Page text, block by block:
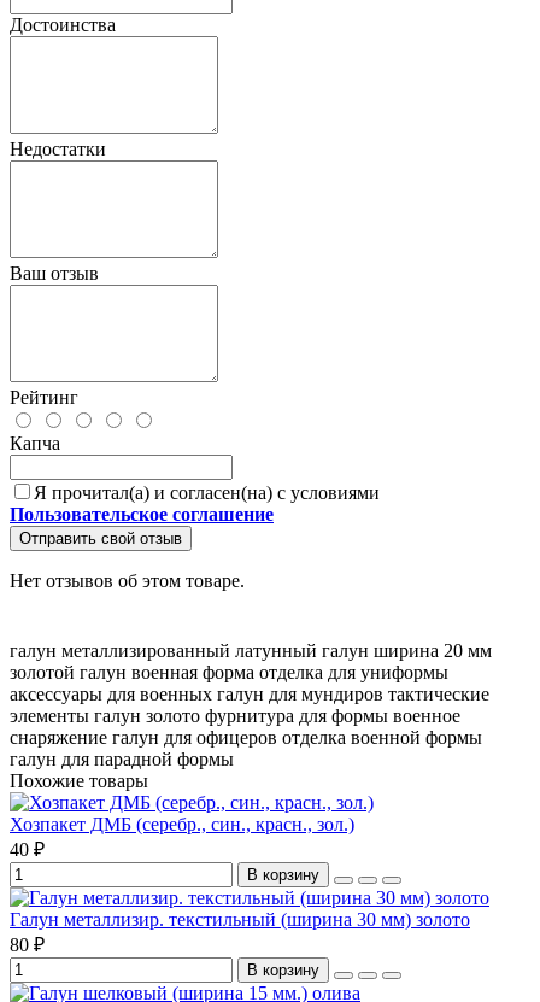
Достоинства
Недостатки
Ваш отзыв
Рейтинг
Капча
Я прочитал(а) и согласен(на) с условиями
Пользовательское соглашение
Отправить свой отзыв
Нет отзывов об этом товаре.
галун металлизированный латунный галун ширина 20 мм
золотой галун военная форма отделка для униформы
аксессуары для военных галун для мундиров тактические
элементы галун золото фурнитура для формы военное
снаряжение галун для офицеров отделка военной формы
галун для парадной формы
Похожие товары
Хозпакет ДМБ (серебр., син., красн., зол.)
40 ₽
В корзину
Галун металлизир. текстильный (ширина 30 мм) золото
80 ₽
В корзину